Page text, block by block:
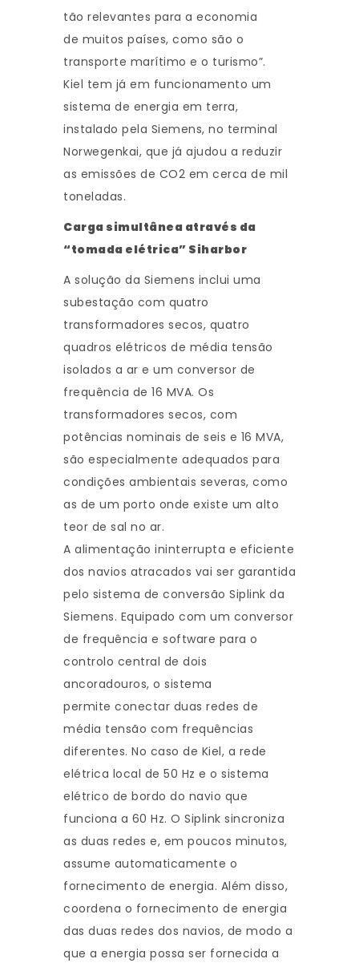
tão relevantes para a economia
de muitos países, como são o
transporte marítimo e o turismo”.
Kiel tem já em funcionamento um
sistema de energia em terra,
instalado pela Siemens, no terminal
Norwegenkai, que já ajudou a reduzir
as emissões de CO2 em cerca de mil
toneladas.
Carga simultânea através da
“tomada elétrica” Siharbor
A solução da Siemens inclui uma
subestação com quatro
transformadores secos, quatro
quadros elétricos de média tensão
isolados a ar e um conversor de
frequência de 16 MVA. Os
transformadores secos, com
potências nominais de seis e 16 MVA,
são especialmente adequados para
condições ambientais severas, como
as de um porto onde existe um alto
teor de sal no ar.
A alimentação ininterrupta e eficiente
dos navios atracados vai ser garantida
pelo sistema de conversão Siplink da
Siemens. Equipado com um conversor
de frequência e software para o
controlo central de dois
ancoradouros, o sistema
permite conectar duas redes de
média tensão com frequências
diferentes. No caso de Kiel, a rede
elétrica local de 50 Hz e o sistema
elétrico de bordo do navio que
funciona a 60 Hz. O Siplink sincroniza
as duas redes e, em poucos minutos,
assume automaticamente o
fornecimento de energia. Além disso,
coordena o fornecimento de energia
das duas redes dos navios, de modo a
que a energia possa ser fornecida a